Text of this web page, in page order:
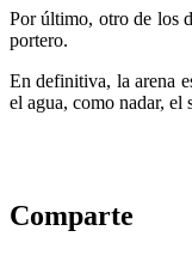
Por último, otro de los
portero.
En definitiva, la arena
el agua, como nadar,
Comparte